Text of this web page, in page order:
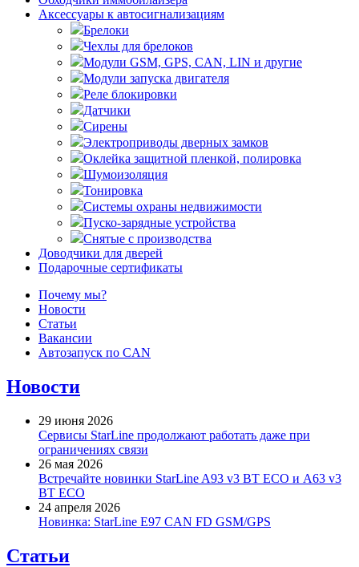
Аксессуары к автосигнализациям
Брелоки
Чехлы для брелоков
Модули GSM, GPS, CAN, LIN и другие
Модули запуска двигателя
Реле блокировки
Датчики
Сирены
Электроприводы дверных замков
Оклейка защитной пленкой, полировка
Шумоизоляция
Тонировка
Системы охраны недвижимости
Пуско-зарядные устройства
Снятые с производства
Доводчики для дверей
Подарочные сертификаты
Почему мы?
Новости
Статьи
Вакансии
Автозапуск по CAN
Новости
29 июня 2026
Сервисы StarLine продолжают работать даже при
ограничениях связи
26 мая 2026
Встречайте новинки StarLine A93 v3 BT ECO и A63 v3
BT ECO
24 апреля 2026
Новинка: StarLine E97 CAN FD GSM/GPS
Статьи